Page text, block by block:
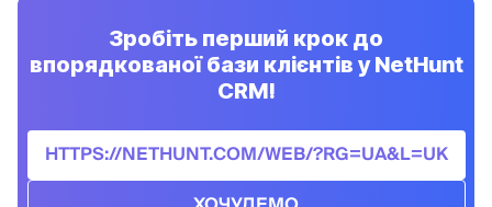
Зробіть перший крок до
впорядкованої бази клієнтів у NetHunt
CRM!
HTTPS://NETHUNT.COM/WEB/?RG=UA&L=UK